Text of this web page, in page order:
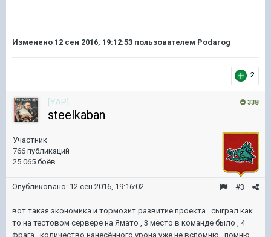
Изменено 12 сен 2016, 19:12:53 пользователем Podarog
2
338
[YAP]
steelkaban
Участник
766 публикаций
25 065 боёв
#3
Опубликовано: 12 сен 2016, 19:16:02
вот такая экономика и тормозит развитие проекта . сыграл как
то на тестовом сервере на Ямато , 3 место в команде было , 4
фрага . количество нанесённого урона уже не вспомню , помню